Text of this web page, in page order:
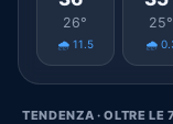
26°
🌧️ 11.5
25°
🌧️
TENDENZA · OLTRE LE